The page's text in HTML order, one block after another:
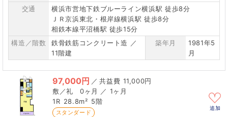
交通
横浜市営地下鉄ブルーライン横浜駅 徒歩8分
ＪＲ京浜東北・根岸線横浜駅 徒歩8分
相鉄本線平沼橋駅 徒歩15分
構造／階数
鉄骨鉄筋コンクリート造 ／
11階建
築年月
1981年5
月
97,000円 ／
11,000円
0ヶ月 ／ 1ヶ月
1R 28.8m² 5階
スタンダード
追加